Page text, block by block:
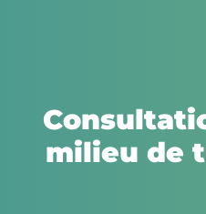
milieu de